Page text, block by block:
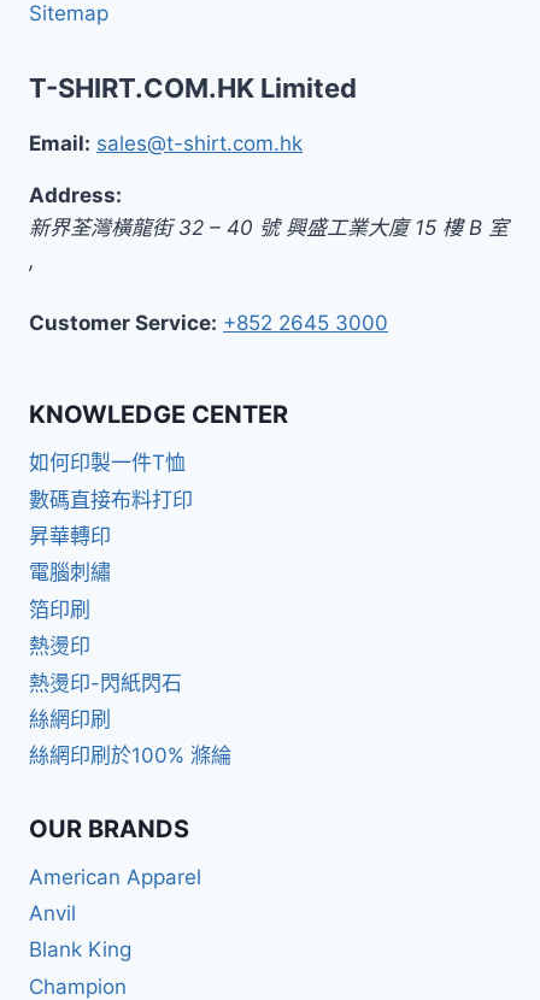
Sitemap
T-SHIRT.COM.HK Limited
Email: sales@t-shirt.com.hk
Address:
新界荃灣橫龍街 32 – 40 號 興盛工業大廈 15 樓 B 室
,
Customer Service: +852 2645 3000
KNOWLEDGE CENTER
如何印製一件T恤
數碼直接布料打印
昇華轉印
電腦刺繡
箔印刷
熱燙印
熱燙印-閃紙閃石
絲網印刷
絲網印刷於100% 滌綸
OUR BRANDS
American Apparel
Anvil
Blank King
Champion